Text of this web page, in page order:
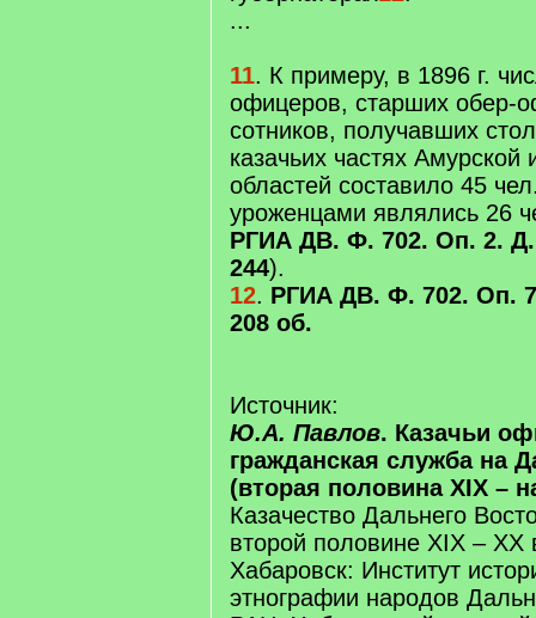
...
11. К примеру, в 1896 г.
офицеров, старших обер-
сотников, получавших
казачьих частях
областей составило 45
уроженцами являлись 26
РГИА ДВ. Ф. 702. Оп. 2. Д.
244).
12. РГИА ДВ. Ф. 702. Оп.
208 об.
Источник:
Ю.А. Павлов. Казачьи
гражданская служба на
(вторая половина XIX –
Казачество Дальнего
второй половине XIX – XX
Хабаровск: Институт
этнографии народов